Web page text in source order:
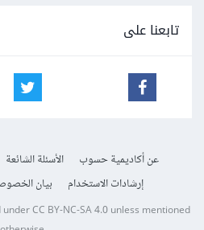
تابعنا على
عن أكاديمية حسوب الأسئلة الشائعة
إرشادات الاستخدام
بيان
underCC BY-NC-SA 4.0unless mentioned